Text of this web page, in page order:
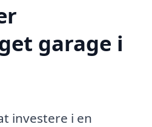
garage i
investere i en